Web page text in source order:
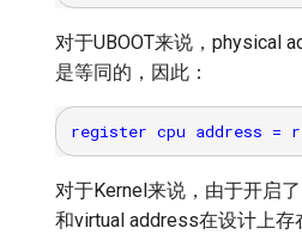
对于UBOOT来说，physical
是等同的，因此：
对于Kernel来说，由于开启
和virtual address在设计上存